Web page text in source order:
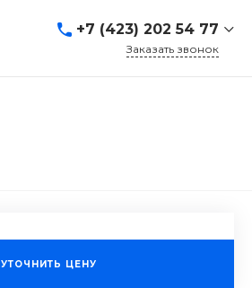
+7 (423) 202 54 77
Заказать звонок
УТОЧНИТЬ ЦЕНУ